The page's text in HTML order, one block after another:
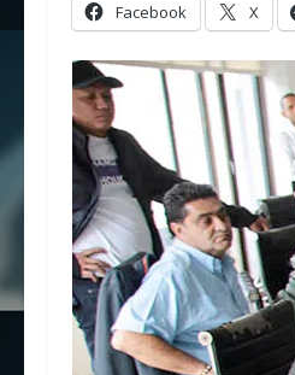
Facebook X